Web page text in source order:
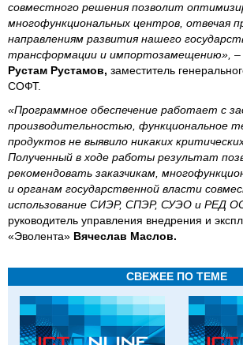
совместного решения позволит
многофункциональных центров, отвечая
направлениям развития нашего
трансформации и импортозамещению», –
Рустам Рустамов, заместитель
СОФТ.
«Программное обеспечение работает с
производительностью, функциональное
продуктов не выявило никаких
Полученный в ходе работы результат
рекомендовать заказчикам,
и органам государственной власти
использование СИЭР, СПЭР, СУЭО и РЕД
руководитель управления внедрения и
«Эволента» Вячеслав Маслов.
СВЕЖЕЕ ПО ТЕМЕ